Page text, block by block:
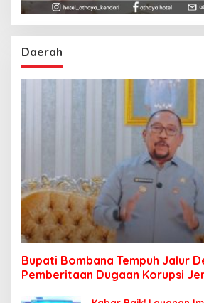
Daerah
Bupati Bombana Tempuh Jalur
Pemberitaan Dugaan Korupsi